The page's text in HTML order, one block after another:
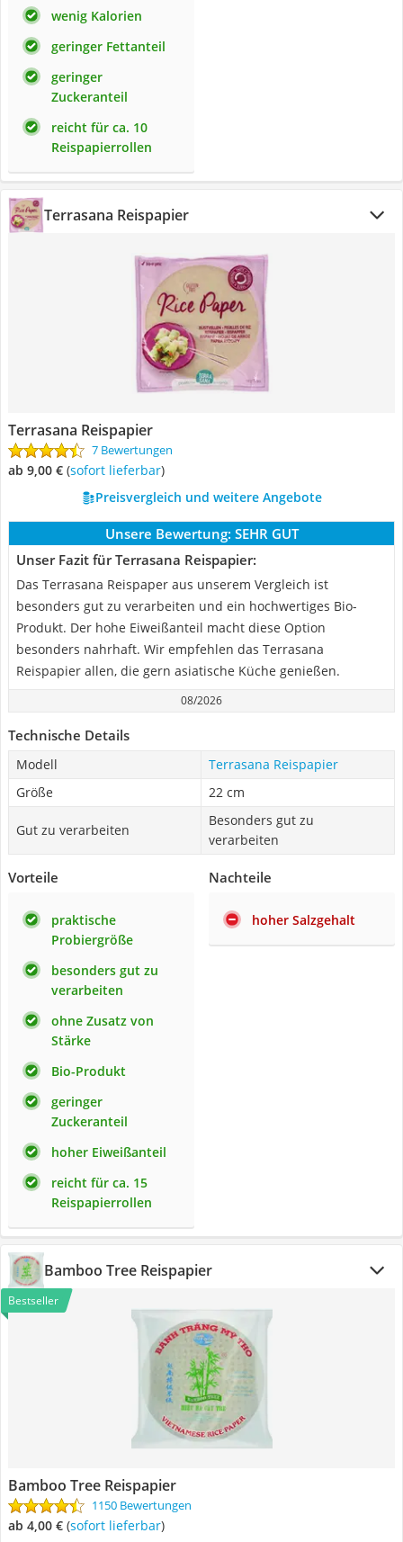
wenig Kalorien
geringer Fettanteil
geringer
Zuckeranteil
reicht für ca. 10
Reispapierrollen
Terrasana Reispapier
Terrasana Reispapier
7 Bewertungen
ab 9,00 € ( Sofort lieferbar)
Preisvergleich und weitere Angebote
Unsere Bewertung: SEHR GUT
Unser Fazit für Terrasana Reispapier:
Das Terrasana Reispaper aus unserem Vergleich ist
besonders gut zu verarbeiten und ein hochwertiges Bio-
Produkt. Der hohe Eiweißanteil macht diese Option
besonders nahrhaft. Wir empfehlen das Terrasana
Reispapier allen, die gern asiatische Küche genießen.
08/2026
Technische Details
Modell
Terrasana Reispapier
Größe
22 cm
Gut zu verarbeiten
Besonders gut zu
verarbeiten
Vorteile
praktische
Probiergröße
besonders gut zu
verarbeiten
ohne Zusatz von
Stärke
Bio-Produkt
geringer
Zuckeranteil
hoher Eiweißanteil
reicht für ca. 15
Reispapierrollen
Nachteile
hoher Salzgehalt
Bamboo Tree Reispapier
Bestseller
Bamboo Tree Reispapier
1150 Bewertungen
ab 4,00 € ( Sofort lieferbar)